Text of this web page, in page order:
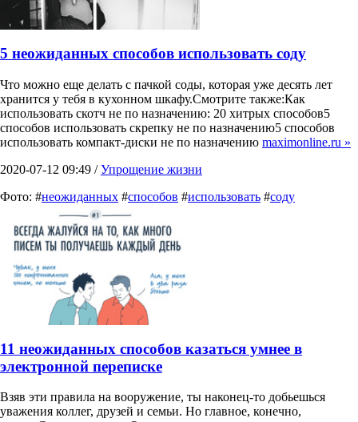
5 неожиданных способов использовать соду
Что можно еще делать с пачкой соды, которая уже десять лет
хранится у тебя в кухонном шкафу.Смотрите также:Как
использовать скотч не по назначению: 20 хитрых способов5
способов использовать скрепку не по назначению5 способов
использовать компакт-диски не по назначению maximonline.ru »
2020-07-12 09:49 /Упрощение жизни
Фото: #неожиданных #способов #использовать #соду
11 неожиданных способов казаться умнее в
электронной переписке
Взяв эти правила на вооружение, ты наконец-то добьешься
уважения коллег, друзей и семьи. Но главное, конечно,